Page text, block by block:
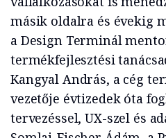
másik oldalra és évekig
a Design Terminál
termékfejlesztési
Kangyal András, a cég
vezetője évtizedek óta
tervezéssel, UX-szel és